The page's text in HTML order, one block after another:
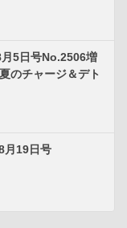
5日号No.2506増
のチャージ＆デト
月19日号